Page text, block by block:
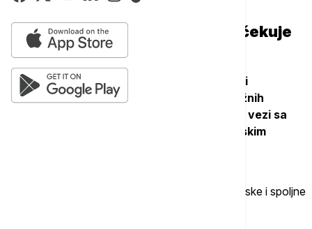
Kraj Orbanove ere: Šta Berlin očekuje
od Budimpešte?
"Političke glavobolje" na koje Hegeduš misli
najverovatnije bi mogle da nastanu oko važnih
strateških odluka na nivou EU - "posebno u vezi sa
Ukrajinom i sledećim Višegodišnjim finansijskim
Nemačka se uglavnom nada normalizaciji evropske i spoljne